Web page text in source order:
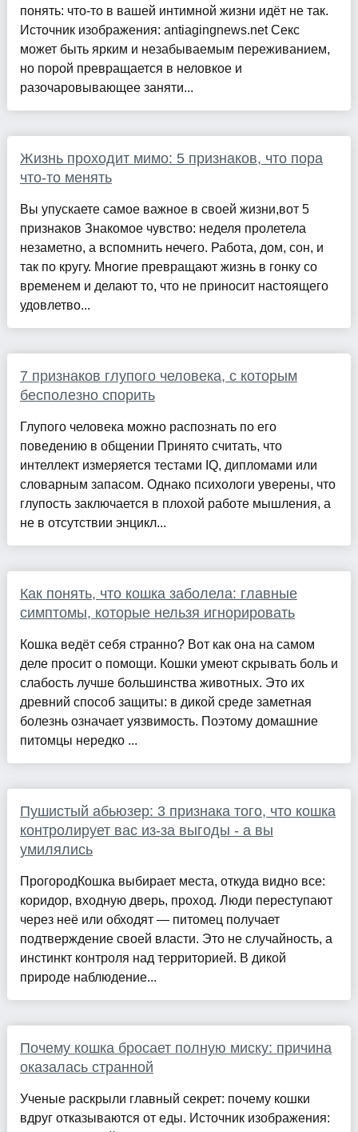
понять: что-то в вашей интимной жизни идёт не так.
Источник изображения: antiagingnews.net Секс
может быть ярким и незабываемым переживанием,
но порой превращается в неловкое и
разочаровывающее заняти...
Жизнь проходит мимо: 5 признаков, что пора
что-то менять
Вы упускаете самое важное в своей жизни,вот 5
признаков Знакомое чувство: неделя пролетела
незаметно, а вспомнить нечего. Работа, дом, сон, и
так по кругу. Многие превращают жизнь в гонку со
временем и делают то, что не приносит настоящего
удовлетво...
7 признаков глупого человека, с которым
бесполезно спорить
Глупого человека можно распознать по его
поведению в общении Принято считать, что
интеллект измеряется тестами IQ, дипломами или
словарным запасом. Однако психологи уверены, что
глупость заключается в плохой работе мышления, а
не в отсутствии энцикл...
Как понять, что кошка заболела: главные
симптомы, которые нельзя игнорировать
Кошка ведёт себя странно? Вот как она на самом
деле просит о помощи. Кошки умеют скрывать боль и
слабость лучше большинства животных. Это их
древний способ защиты: в дикой среде заметная
болезнь означает уязвимость. Поэтому домашние
питомцы нередко ...
Пушистый абьюзер: 3 признака того, что кошка
контролирует вас из-за выгоды - а вы
умилялись
ПрогородКошка выбирает места, откуда видно все:
коридор, входную дверь, проход. Люди переступают
через неё или обходят — питомец получает
подтверждение своей власти. Это не случайность, а
инстинкт контроля над территорией. В дикой
природе наблюдение...
Почему кошка бросает полную миску: причина
оказалась странной
Ученые раскрыли главный секрет: почему кошки
вдруг отказываются от еды. Источник изображения: